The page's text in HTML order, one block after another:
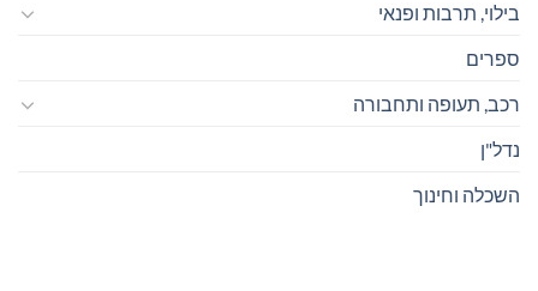
בילוי, תרבות ופנאי
ספרים
רכב, תעופה ותחבורה
נדל"ן
השכלה וחינוך